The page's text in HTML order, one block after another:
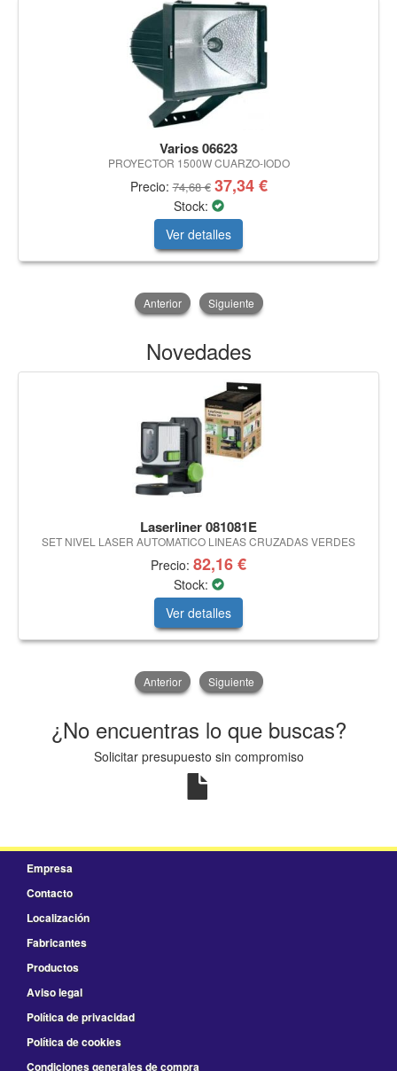
Varios 06623
PROYECTOR 1500W CUARZO-IODO
Precio:74,68 € 37,34 €
Stock:
Ver detalles
Anterior Siguiente
Novedades
Laserliner 081081E
SET NIVEL LASER AUTOMATICO LINEAS CRUZADAS VERDES
Precio: 82,16 €
Stock:
Ver detalles
Anterior Siguiente
¿No encuentras lo que buscas?
Solicitar presupuesto sin compromiso
Empresa
Contacto
Localización
Fabricantes
Productos
Aviso legal
Política de privacidad
Política de cookies
Condiciones generales de compra